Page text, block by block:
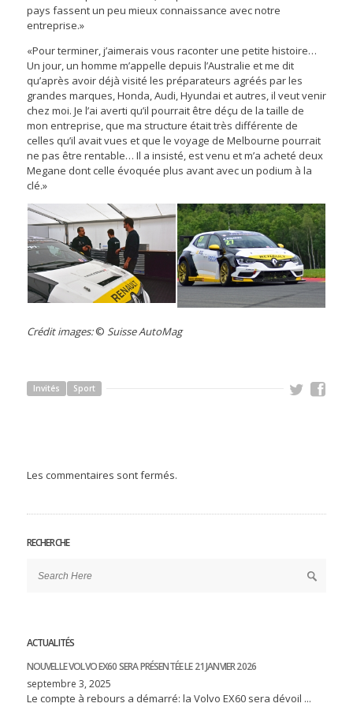
pays fassent un peu mieux connaissance avec notre
entreprise.»
«Pour terminer, j’aimerais vous raconter une petite histoire…
Un jour, un homme m’appelle depuis l’Australie et me dit
qu’après avoir déjà visité les préparateurs agréés par les
grandes marques, Honda, Audi, Hyundai et autres, il veut venir
chez moi. Je l’ai averti qu’il pourrait être déçu de la taille de
mon entreprise, que ma structure était très différente de
celles qu’il avait vues et que le voyage de Melbourne pourrait
ne pas être rentable… Il a insisté, est venu et m’a acheté deux
Megane dont celle évoquée plus avant avec un podium à la
clé.»
Crédit images:© Suisse AutoMag
Invités Sport
Les commentaires sont fermés.
RECHERCHE
ACTUALITÉS
NOUVELLE VOLVO EX60 SERA PRÉSENTÉE LE 21 JANVIER 2026
septembre 3, 2025
Le compte à rebours a démarré: la Volvo EX60 sera dévoil ...